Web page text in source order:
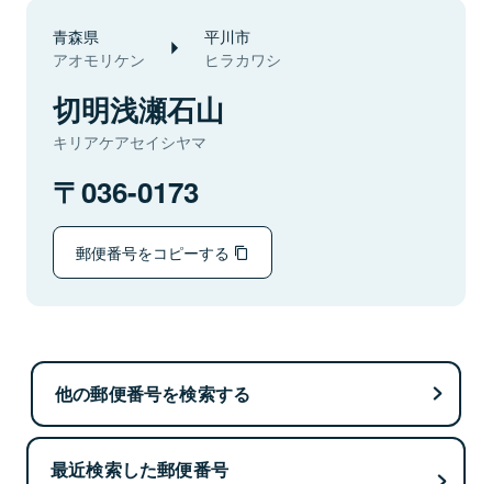
青森県
アオモリケン
平川市
ヒラカワシ
切明浅瀬石山
キリアケアセイシヤマ
036-0173
郵便番号をコピーする
他の郵便番号を検索する
最近検索した郵便番号